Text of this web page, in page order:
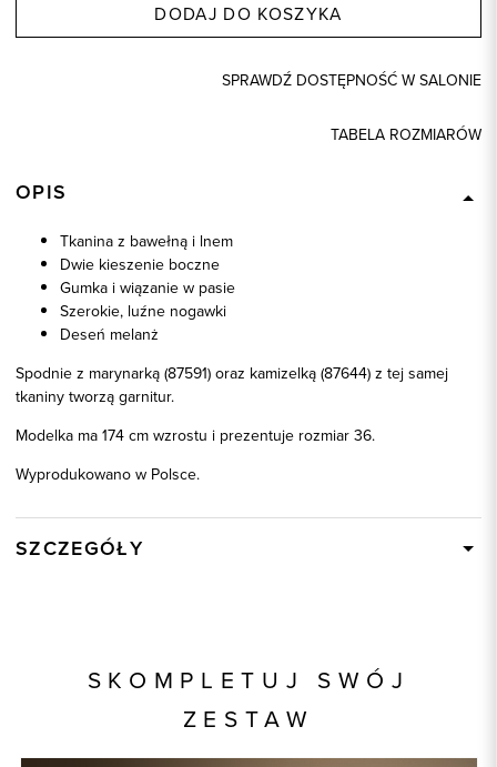
DODAJ DO KOSZYKA
SPRAWDŹ DOSTĘPNOŚĆ W SALONIE
TABELA ROZMIARÓW
OPIS
Tkanina z bawełną i lnem
Dwie kieszenie boczne
Gumka i wiązanie w pasie
Szerokie, luźne nogawki
Deseń melanż
Spodnie z marynarką (87591) oraz kamizelką (87644) z tej samej
tkaniny tworzą garnitur.
Modelka ma 174 cm wzrostu i prezentuje rozmiar 36.
Wyprodukowano w Polsce.
SZCZEGÓŁY
21% Wiskoza, 10% Len, 2%
SKOMPLETUJ SWÓJ
ZESTAW